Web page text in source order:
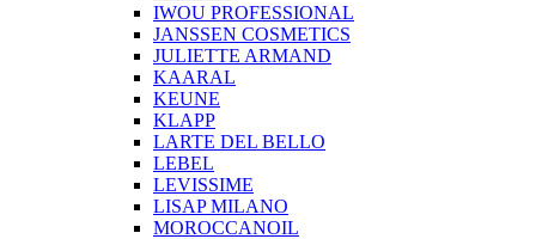
IWOU PROFESSIONAL
JANSSEN COSMETICS
JULIETTE ARMAND
KAARAL
KEUNE
KLAPP
LARTE DEL BELLO
LEBEL
LEVISSIME
LISAP MILANO
MOROCCANOIL